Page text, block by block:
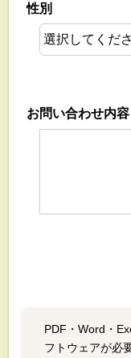
性別
お問い合わせ内容
PDF・Word・
フトウェアが必